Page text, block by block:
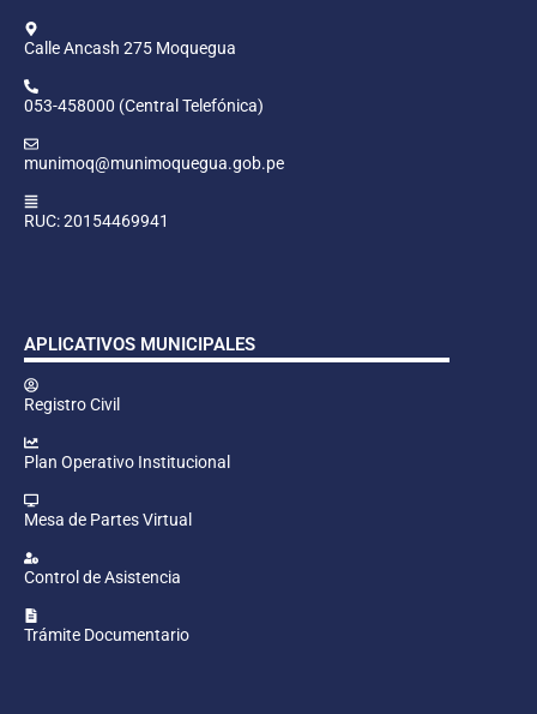
Calle Ancash 275 Moquegua
053-458000 (Central Telefónica)
munimoq@munimoquegua.gob.pe
RUC: 20154469941
APLICATIVOS MUNICIPALES
Registro Civil
Plan Operativo Institucional
Mesa de Partes Virtual
Control de Asistencia
Trámite Documentario